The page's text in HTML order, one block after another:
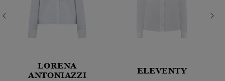
LORENA
ANTONIAZZI
ELEVENTY